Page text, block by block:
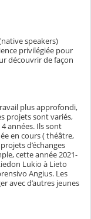
speakers)
privilégiée pour
découvrir de façon
plus approfondi,
projets sont variés,
années. Ils sont
en cours ( théâtre,
d’échanges
cette année 2021-
Lukio à Lieto
Angius. Les
avec d’autres jeunes